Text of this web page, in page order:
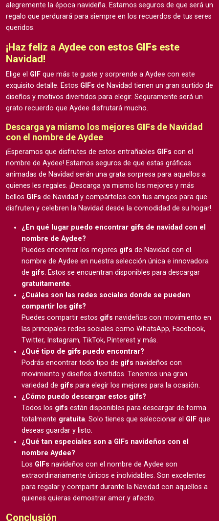
alegremente la época navideña. Estamos seguros de que será un
regalo que perdurará para siempre en los recuerdos de tus seres
queridos.
¡Haz feliz a Aydee con estos GIFs este
Navidad!
Elige el GIF que más te guste y sorprende a Aydee con este
exquisito detalle. Estos GIFs de Navidad tienen un gran surtido de
diseños y motivos divertidos para elegir. Seguramente será un
grato recuerdo que Aydee disfrutará mucho.
Descarga ya mismo los mejores GIFs de Navidad
con el nombre de Aydee
¡Esperamos que disfrutes de estos entrañables GIFs con el
nombre de Aydee! Estamos seguros de que estas gráficas
animadas de Navidad serán una grata sorpresa para aquellos a
quienes les regales. ¡Descarga ya mismo los mejores y más
bellos GIFs de Navidad y compártelos con tus amigos para que
disfruten y celebren la Navidad desde la comodidad de su hogar!
¿En qué lugar puedo encontrar gifs de navidad con el
nombre de Aydee?
Puedes encontrar los mejores gifs de Navidad con el
nombre de Aydee en nuestra selección única e innovadora
de gifs. Estos se encuentran disponibles para descargar
gratuitamente.
¿Cuáles son las redes sociales donde se pueden
compartir los gifs?
Puedes compartir estos gifs navideños con movimiento en
las principales redes sociales como WhatsApp, Facebook,
Twitter, Instagram, TikTok, Pinterest y más.
¿Qué tipo de gifs puedo encontrar?
Podrás encontrar todo tipo de gifs navideños con
movimiento y diseños divertidos. Tenemos una gran
variedad de gifs para elegir los mejores para la ocasión.
¿Cómo puedo descargar estos gifs?
Todos los gifs están disponibles para descargar de forma
totalmente gratuita. Solo tienes que seleccionar el GIF que
deseas guardar y listo.
¿Qué tan especiales son a GIFs navideños con el
nombre Aydee?
Los GIFs navideños con el nombre de Aydee son
extraordinariamente únicos e inolvidables. Son excelentes
para regalar y compartir durante la Navidad con aquellos a
quienes quieras demostrar amor y afecto.
Conclusión